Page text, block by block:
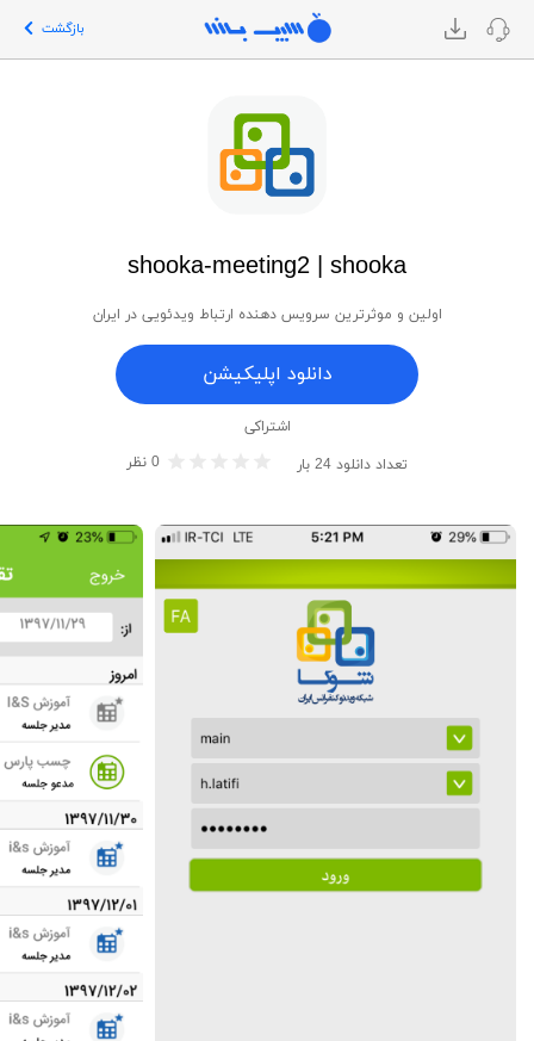
بازگشت
shooka-meeting2 | shooka
اولین و موثرترین سرویس دهنده ارتباط ویدئویی در ایران
دانلود اپلیکیشن
اشتراکی
تعداد دانلود 24 بار 0 نظر